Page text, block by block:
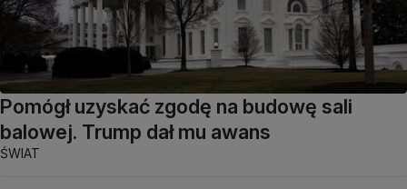
Pomógł uzyskać zgodę na budowę sali
balowej. Trump dał mu awans
ŚWIAT